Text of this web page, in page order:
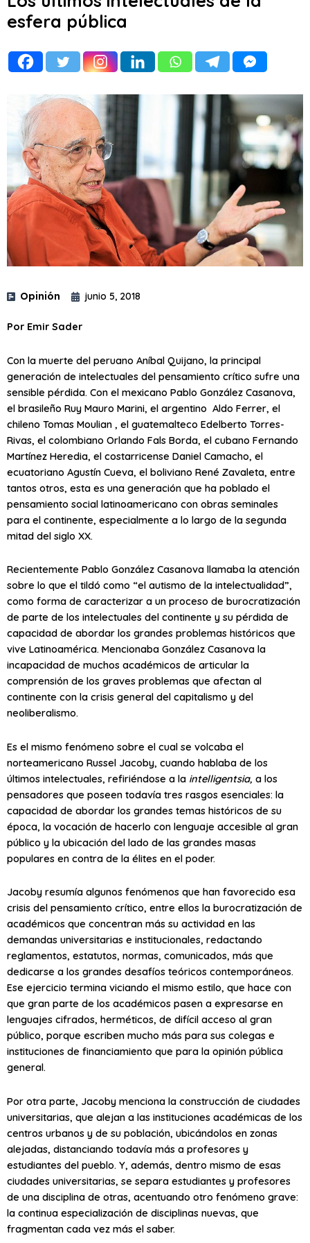
esfera pública
Opinión junio 5, 2018
Por Emir Sader
Con la muerte del peruano Aníbal Quijano, la principal
generación de intelectuales del pensamiento crítico sufre una
sensible pérdida. Con el mexicano Pablo González Casanova,
el brasileño Ruy Mauro Marini, el argentino Aldo Ferrer, el
chileno Tomas Moulian , el guatemalteco Edelberto Torres-
Rivas, el colombiano Orlando Fals Borda, el cubano Fernando
Martínez Heredia, el costarricense Daniel Camacho, el
ecuatoriano Agustín Cueva, el boliviano René Zavaleta, entre
tantos otros, esta es una generación que ha poblado el
pensamiento social latinoamericano con obras seminales
para el continente, especialmente a lo largo de la segunda
mitad del siglo XX.
Recientemente Pablo González Casanova llamaba la atención
sobre lo que el tildó como “el autismo de la intelectualidad”,
como forma de caracterizar a un proceso de burocratización
de parte de los intelectuales del continente y su pérdida de
capacidad de abordar los grandes problemas históricos que
vive Latinoamérica. Mencionaba González Casanova la
incapacidad de muchos académicos de articular la
comprensión de los graves problemas que afectan al
continente con la crisis general del capitalismo y del
neoliberalismo.
Es el mismo fenómeno sobre el cual se volcaba el
norteamericano Russel Jacoby, cuando hablaba de los
últimos intelectuales, refiriéndose a la intelligentsia, a los
pensadores que poseen todavía tres rasgos esenciales: la
capacidad de abordar los grandes temas históricos de su
época, la vocación de hacerlo con lenguaje accesible al gran
público y la ubicación del lado de las grandes masas
populares en contra de la élites en el poder.
Jacoby resumía algunos fenómenos que han favorecido esa
crisis del pensamiento crítico, entre ellos la burocratización de
académicos que concentran más su actividad en las
demandas universitarias e institucionales, redactando
reglamentos, estatutos, normas, comunicados, más que
dedicarse a los grandes desafíos teóricos contemporáneos.
Ese ejercicio termina viciando el mismo estilo, que hace con
que gran parte de los académicos pasen a expresarse en
lenguajes cifrados, herméticos, de difícil acceso al gran
público, porque escriben mucho más para sus colegas e
instituciones de financiamiento que para la opinión pública
general.
Por otra parte, Jacoby menciona la construcción de ciudades
universitarias, que alejan a las instituciones académicas de los
centros urbanos y de su población, ubicándolos en zonas
alejadas, distanciando todavía más a profesores y
estudiantes del pueblo. Y, además, dentro mismo de esas
ciudades universitarias, se separa estudiantes y profesores
de una disciplina de otras, acentuando otro fenómeno grave:
la continua especialización de disciplinas nuevas, que
fragmentan cada vez más el saber.